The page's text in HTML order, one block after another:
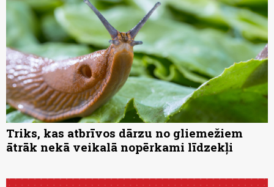
Triks, kas atbrīvos dārzu no gliemežiem
ātrāk nekā veikalā nopērkami līdzekļi